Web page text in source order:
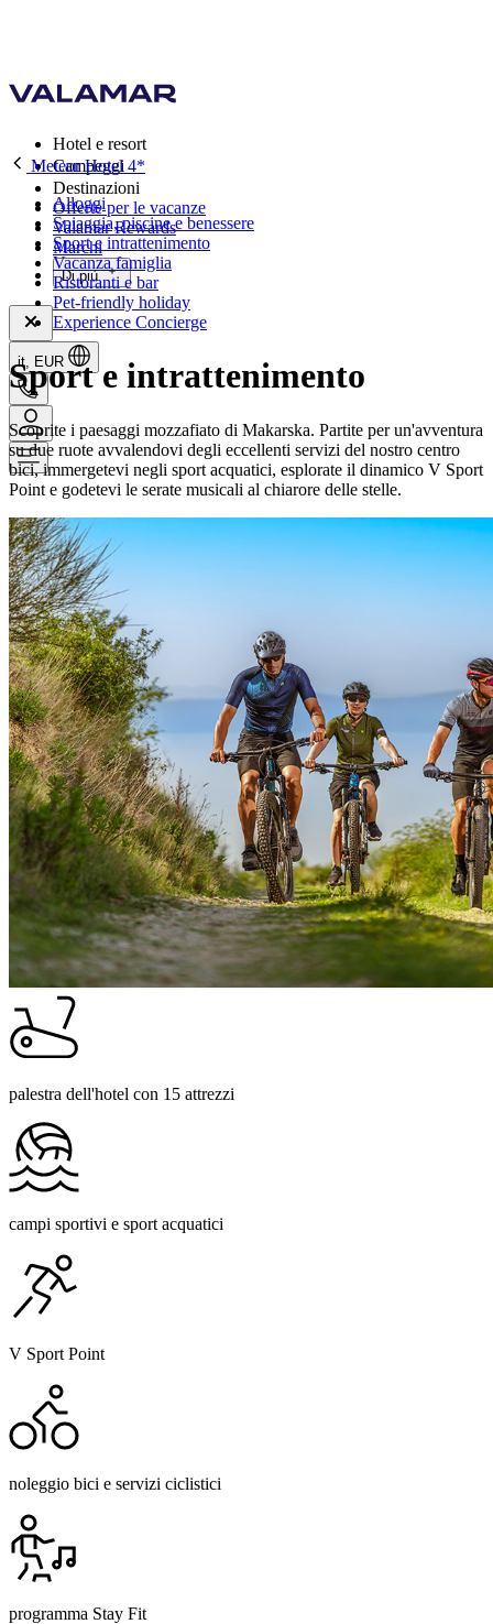
Hotel e resort
Campeggi
Destinazioni
Offerte per le vacanze
Valamar Rewards
Marchi
Di più
it, EUR
Meteor Hotel 4*
Alloggi
Spiaggia, piscine e benessere
Sport e intrattenimento
Vacanza famiglia
Ristoranti e bar
Pet-friendly holiday
Experience Concierge
Sport e intrattenimento
Scoprite i paesaggi mozzafiato di Makarska. Partite per un'avventura
su due ruote avvalendovi degli eccellenti servizi del nostro centro
bici, immergetevi negli sport acquatici, esplorate il dinamico V Sport
Point e godetevi le serate musicali al chiarore delle stelle.
palestra dell'hotel con 15 attrezzi
campi sportivi e sport acquatici
V Sport Point
noleggio bici e servizi ciclistici
programma Stay Fit